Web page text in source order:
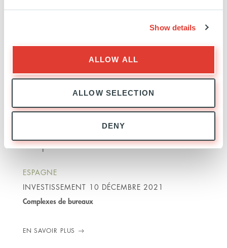
Show details
ALLOW ALL
ALLOW SELECTION
DENY
Project Tower
ESPAGNE
INVESTISSEMENT 10 DÉCEMBRE 2021
Complexes de bureaux
EN SAVOIR PLUS